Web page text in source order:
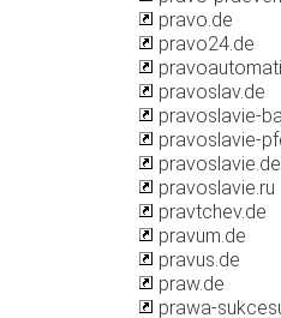
pravo.de
pravo24.de
pravoslav.de
pravoslavie-
pravoslavie-
pravoslavie.de
pravoslavie.ru
pravtchev.de
pravum.de
pravus.de
praw.de
prawa-